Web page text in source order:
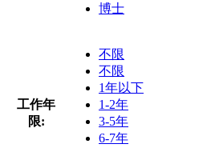
博士
工作年
限:
不限
不限
1年以下
1-2年
3-5年
6-7年